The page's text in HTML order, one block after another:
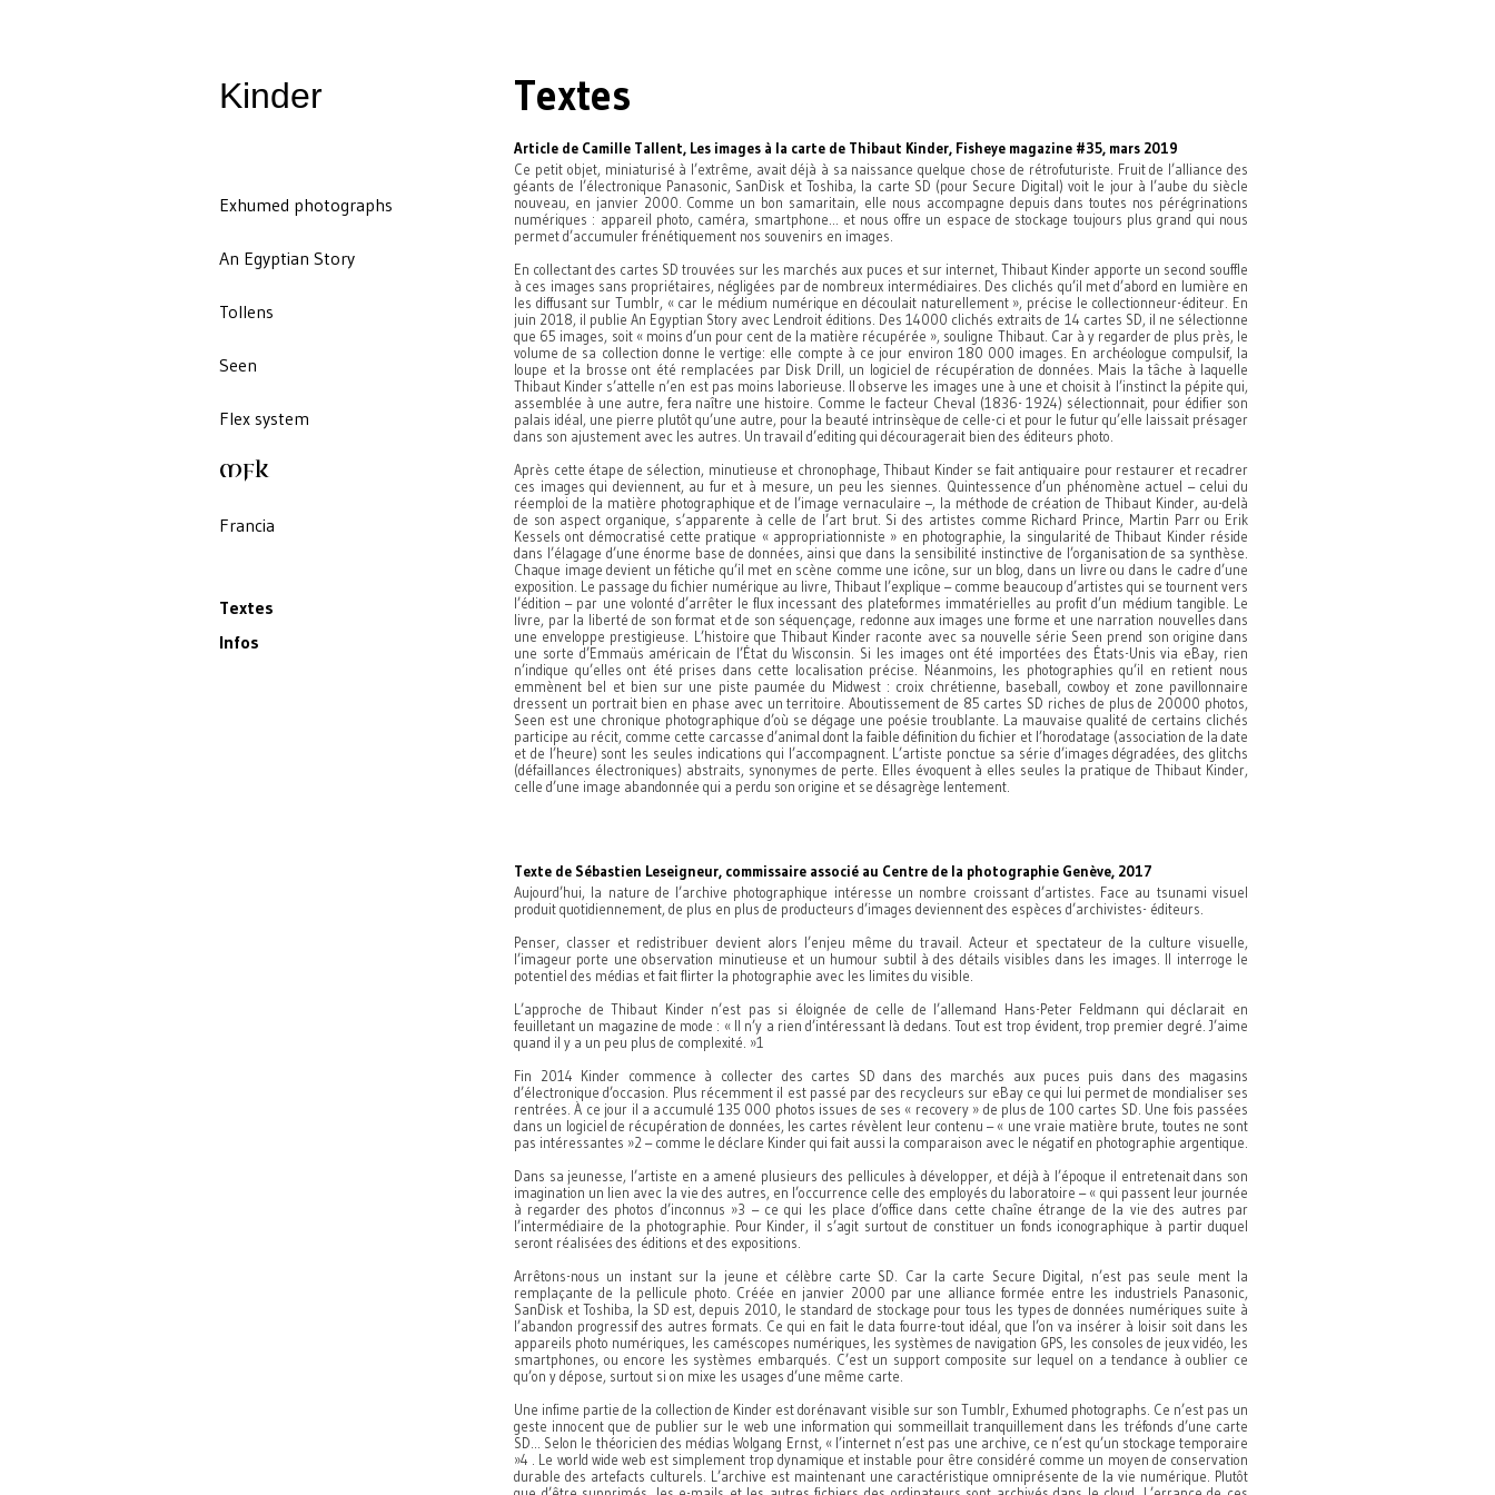
Kinder
Exhumed photographs
An Egyptian Story
Tollens
Seen
Flex system
MFK
Francia
Textes
Infos
Textes
Article de Camille Tallent, Les images à la carte de Thibaut Kinder, Fisheye magazine #35, mars 2019
Ce petit objet, miniaturisé à l’extrême, avait déjà à sa naissance quelque chose de rétrofuturiste. Fruit de l’alliance des
géants de l’électronique Panasonic, SanDisk et Toshiba, la carte SD (pour Secure Digital) voit le jour à l’aube du siècle
nouveau, en janvier 2000. Comme un bon samaritain, elle nous accompagne depuis dans toutes nos pérégrinations
numériques : appareil photo, caméra, smartphone… et nous offre un espace de stockage toujours plus grand qui nous
permet d’accumuler frénétiquement nos souvenirs en images.
En collectant des cartes SD trouvées sur les marchés aux puces et sur internet, Thibaut Kinder apporte un second souffle
à ces images sans propriétaires, négligées par de nombreux intermédiaires. Des clichés qu’il met d’abord en lumière en
les diffusant sur Tumblr, « car le médium numérique en découlait naturellement », précise le collectionneur-éditeur. En
juin 2018, il publie An Egyptian Story avec Lendroit éditions. Des 14000 clichés extraits de 14 cartes SD, il ne sélectionne
que 65 images, soit « moins d’un pour cent de la matière récupérée », souligne Thibaut. Car à y regarder de plus près, le
volume de sa collection donne le vertige: elle compte à ce jour environ 180 000 images. En archéologue compulsif, la
loupe et la brosse ont été remplacées par Disk Drill, un logiciel de récupération de données. Mais la tâche à laquelle
Thibaut Kinder s’attelle n’en est pas moins laborieuse. Il observe les images une à une et choisit à l’instinct la pépite qui,
assemblée à une autre, fera naître une histoire. Comme le facteur Cheval (1836- 1924) sélectionnait, pour édifier son
palais idéal, une pierre plutôt qu’une autre, pour la beauté intrinsèque de celle-ci et pour le futur qu’elle laissait présager
dans son ajustement avec les autres. Un travail d’editing qui découragerait bien des éditeurs photo.
Après cette étape de sélection, minutieuse et chronophage, Thibaut Kinder se fait antiquaire pour restaurer et recadrer
ces images qui deviennent, au fur et à mesure, un peu les siennes. Quintessence d’un phénomène actuel – celui du
réemploi de la matière photographique et de l’image vernaculaire –, la méthode de création de Thibaut Kinder, au-delà
de son aspect organique, s’apparente à celle de l’art brut. Si des artistes comme Richard Prince, Martin Parr ou Erik
Kessels ont démocratisé cette pratique « appropriationniste » en photographie, la singularité de Thibaut Kinder réside
dans l’élagage d’une énorme base de données, ainsi que dans la sensibilité instinctive de l’organisation de sa synthèse.
Chaque image devient un fétiche qu’il met en scène comme une icône, sur un blog, dans un livre ou dans le cadre d’une
exposition. Le passage du fichier numérique au livre, Thibaut l’explique – comme beaucoup d’artistes qui se tournent vers
l’édition – par une volonté d’arrêter le flux incessant des plateformes immatérielles au profit d’un médium tangible. Le
livre, par la liberté de son format et de son séquençage, redonne aux images une forme et une narration nouvelles dans
une enveloppe prestigieuse. L’histoire que Thibaut Kinder raconte avec sa nouvelle série Seen prend son origine dans
une sorte d’Emmaüs américain de l’État du Wisconsin. Si les images ont été importées des États-Unis via eBay, rien
n’indique qu’elles ont été prises dans cette localisation précise. Néanmoins, les photographies qu’il en retient nous
emmènent bel et bien sur une piste paumée du Midwest : croix chrétienne, baseball, cowboy et zone pavillonnaire
dressent un portrait bien en phase avec un territoire. Aboutissement de 85 cartes SD riches de plus de 20000 photos,
Seen est une chronique photographique d’où se dégage une poésie troublante. La mauvaise qualité de certains clichés
participe au récit, comme cette carcasse d’animal dont la faible définition du fichier et l’horodatage (association de la date
et de l’heure) sont les seules indications qui l’accompagnent. L’artiste ponctue sa série d’images dégradées, des glitchs
(défaillances électroniques) abstraits, synonymes de perte. Elles évoquent à elles seules la pratique de Thibaut Kinder,
celle d’une image abandonnée qui a perdu son origine et se désagrège lentement.
Texte de Sébastien Leseigneur, commissaire associé au Centre de la photographie Genève, 2017
Aujourd’hui, la nature de l’archive photographique intéresse un nombre croissant d’artistes. Face au tsunami visuel
produit quotidiennement, de plus en plus de producteurs d’images deviennent des espèces d’archivistes- éditeurs.
Penser, classer et redistribuer devient alors l’enjeu même du travail. Acteur et spectateur de la culture visuelle,
l’imageur porte une observation minutieuse et un humour subtil à des détails visibles dans les images. Il interroge le
potentiel des médias et fait flirter la photographie avec les limites du visible.
L’approche de Thibaut Kinder n’est pas si éloignée de celle de l’allemand Hans-Peter Feldmann qui déclarait en
feuilletant un magazine de mode : « Il n’y a rien d’intéressant là dedans. Tout est trop évident, trop premier degré. J’aime
quand il y a un peu plus de complexité. »1
Fin 2014 Kinder commence à collecter des cartes SD dans des marchés aux puces puis dans des magasins
d’électronique d’occasion. Plus récemment il est passé par des recycleurs sur eBay ce qui lui permet de mondialiser ses
rentrées. À ce jour il a accumulé 135 000 photos issues de ses « recovery » de plus de 100 cartes SD. Une fois passées
dans un logiciel de récupération de données, les cartes révèlent leur contenu – « une vraie matière brute, toutes ne sont
pas intéressantes »2 – comme le déclare Kinder qui fait aussi la comparaison avec le négatif en photographie argentique.
Dans sa jeunesse, l’artiste en a amené plusieurs des pellicules à développer, et déjà à l’époque il entretenait dans son
imagination un lien avec la vie des autres, en l’occurrence celle des employés du laboratoire – « qui passent leur journée
à regarder des photos d’inconnus »3 – ce qui les place d’office dans cette chaîne étrange de la vie des autres par
l’intermédiaire de la photographie. Pour Kinder, il s’agit surtout de constituer un fonds iconographique à partir duquel
seront réalisées des éditions et des expositions.
Arrêtons-nous un instant sur la jeune et célèbre carte SD. Car la carte Secure Digital, n’est pas seule ment la
remplaçante de la pellicule photo. Créée en janvier 2000 par une alliance formée entre les industriels Panasonic,
SanDisk et Toshiba, la SD est, depuis 2010, le standard de stockage pour tous les types de données numériques suite à
l’abandon progressif des autres formats. Ce qui en fait le data fourre-tout idéal, que l’on va insérer à loisir soit dans les
appareils photo numériques, les caméscopes numériques, les systèmes de navigation GPS, les consoles de jeux vidéo, les
smartphones, ou encore les systèmes embarqués. C’est un support composite sur lequel on a tendance à oublier ce
qu’on y dépose, surtout si on mixe les usages d’une même carte.
Une infime partie de la collection de Kinder est dorénavant visible sur son Tumblr, Exhumed photographs. Ce n’est pas un
geste innocent que de publier sur le web une information qui sommeillait tranquillement dans les tréfonds d’une carte
SD… Selon le théoricien des médias Wolgang Ernst, « l’internet n’est pas une archive, ce n’est qu’un stockage temporaire
»4 . Le world wide web est simplement trop dynamique et instable pour être considéré comme un moyen de conservation
durable des artefacts culturels. L’archive est maintenant une caractéristique omniprésente de la vie numérique. Plutôt